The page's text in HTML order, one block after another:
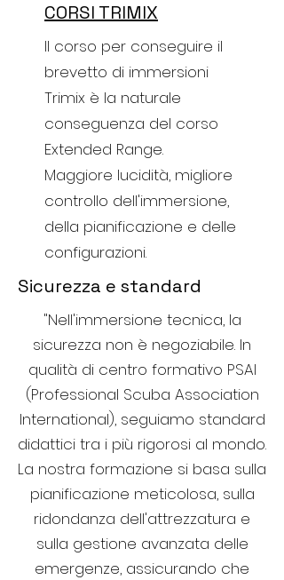
CORSI TRIMIX
Il corso per conseguire il
brevetto di immersioni
Trimix è la naturale
conseguenza del corso
Extended Range.
Maggiore lucidità, migliore
controllo dell'immersione,
della pianificazione e delle
configurazioni.
Sicurezza e standard
"Nell'immersione tecnica, la
sicurezza non è negoziabile. In
qualità di centro formativo PSAI
(Professional Scuba Association
International), seguiamo standard
didattici tra i più rigorosi al mondo.
La nostra formazione si basa sulla
pianificazione meticolosa, sulla
ridondanza dell'attrezzatura e
sulla gestione avanzata delle
emergenze, assicurando che